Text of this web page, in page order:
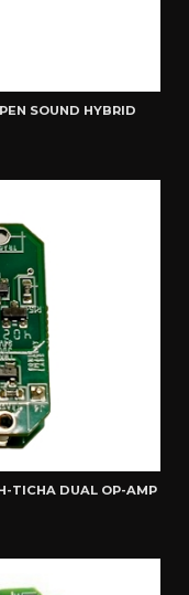
SOUND HYBRID
TICHA DUAL OP-AMP